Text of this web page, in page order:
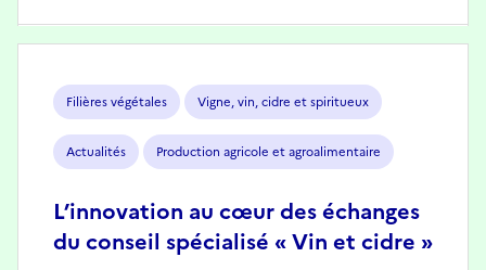
Filières végétales Vigne, vin, cidre et spiritueux
Actualités Production agricole et agroalimentaire
L’innovation au cœur des échanges
du conseil spécialisé « Vin et cidre »